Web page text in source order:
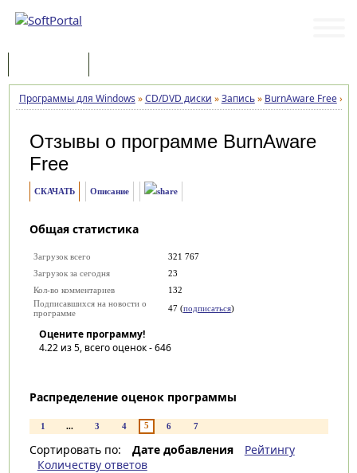
Программы для Windows »CD/DVD диски »Запись» BurnAware Free»
Отзывы о программе BurnAware
Free
СКАЧАТЬ Описание
Общая статистика
Загрузок всего
321 767
Загрузок за сегодня
23
Кол-во комментариев
132
Подписавшихся на новости о
программе
47 (подписаться)
Оцените программу!
4.22из 5, всего оценок -646
Распределение оценок программы
1 ... 3 4 5 6 7
Сортировать по: Дате добавления
Рейтингу
Количеству ответов